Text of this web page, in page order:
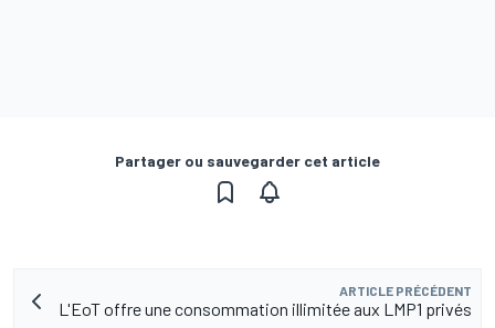
Partager ou sauvegarder cet article
ARTICLE PRÉCÉDENT
L'EoT offre une consommation illimitée aux LMP1 privés